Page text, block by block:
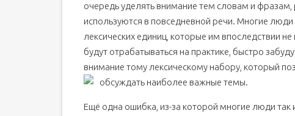
очередь уделять внимание тем словам и фразам,
используются в повседневной речи. Многие
лексических единиц, которые им впоследствии
будут отрабатываться на практике, быстро
внимание тому лексическому набору, который
обсуждать наиболее важные темы.
Ещё одна ошибка, из-за которой многие люди так